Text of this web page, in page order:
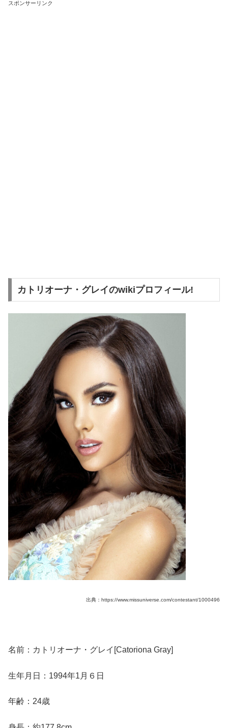
スポンサーリンク
カトリオーナ・グレイのwikiプロフィール!
出典：https://www.missuniverse.com/contestant/1000496
名前：カトリオーナ・グレイ[Catoriona Gray]
生年月日：1994年1月６日
年齢：24歳